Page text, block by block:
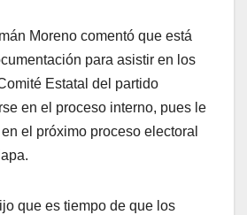
Moreno comentó que está
para asistir en los
Estatal del partido
en el proceso interno, pues le
el próximo proceso electoral
que es tiempo de que los